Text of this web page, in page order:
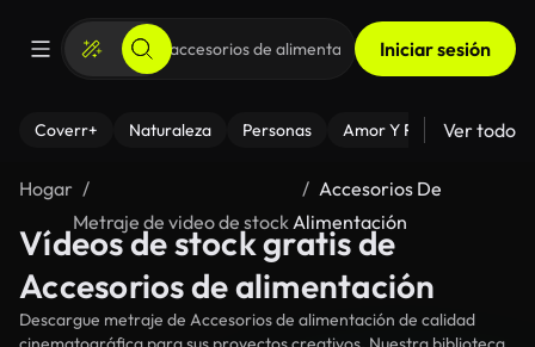
Iniciar sesión
Coverr+ Naturaleza Personas Amor Y Relaciones
Ver todo
Hogar
Metraje de video de stock
Accesorios De
Alimentación
Vídeos de stock gratis de
Accesorios de alimentación
Descargue metraje de Accesorios de alimentación de calidad